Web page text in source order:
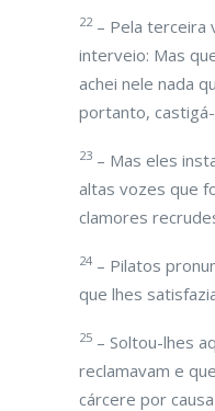
22– Pela terceira
interveio: Mas
achei nele nada
portanto,
23 – Mas eles
altas vozes que
clamores
24 – Pilatos
que lhes
25 – Soltou-lhes
reclamavam e
cárcere por